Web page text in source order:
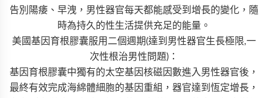
告別陽痿、早洩，男性器官每天都能感受到增長的變化，隨
時為持久的性生活提供充足的能量。
美國基因育根膠囊服用二個週期(達到男性器官生長極限,一
次性根治男性問題)：
基因育根膠囊中獨有的太空基因核磁因數進入男性器官後，
最終有效完成海綿體細胞的基因重組，器官達到恆定增長，